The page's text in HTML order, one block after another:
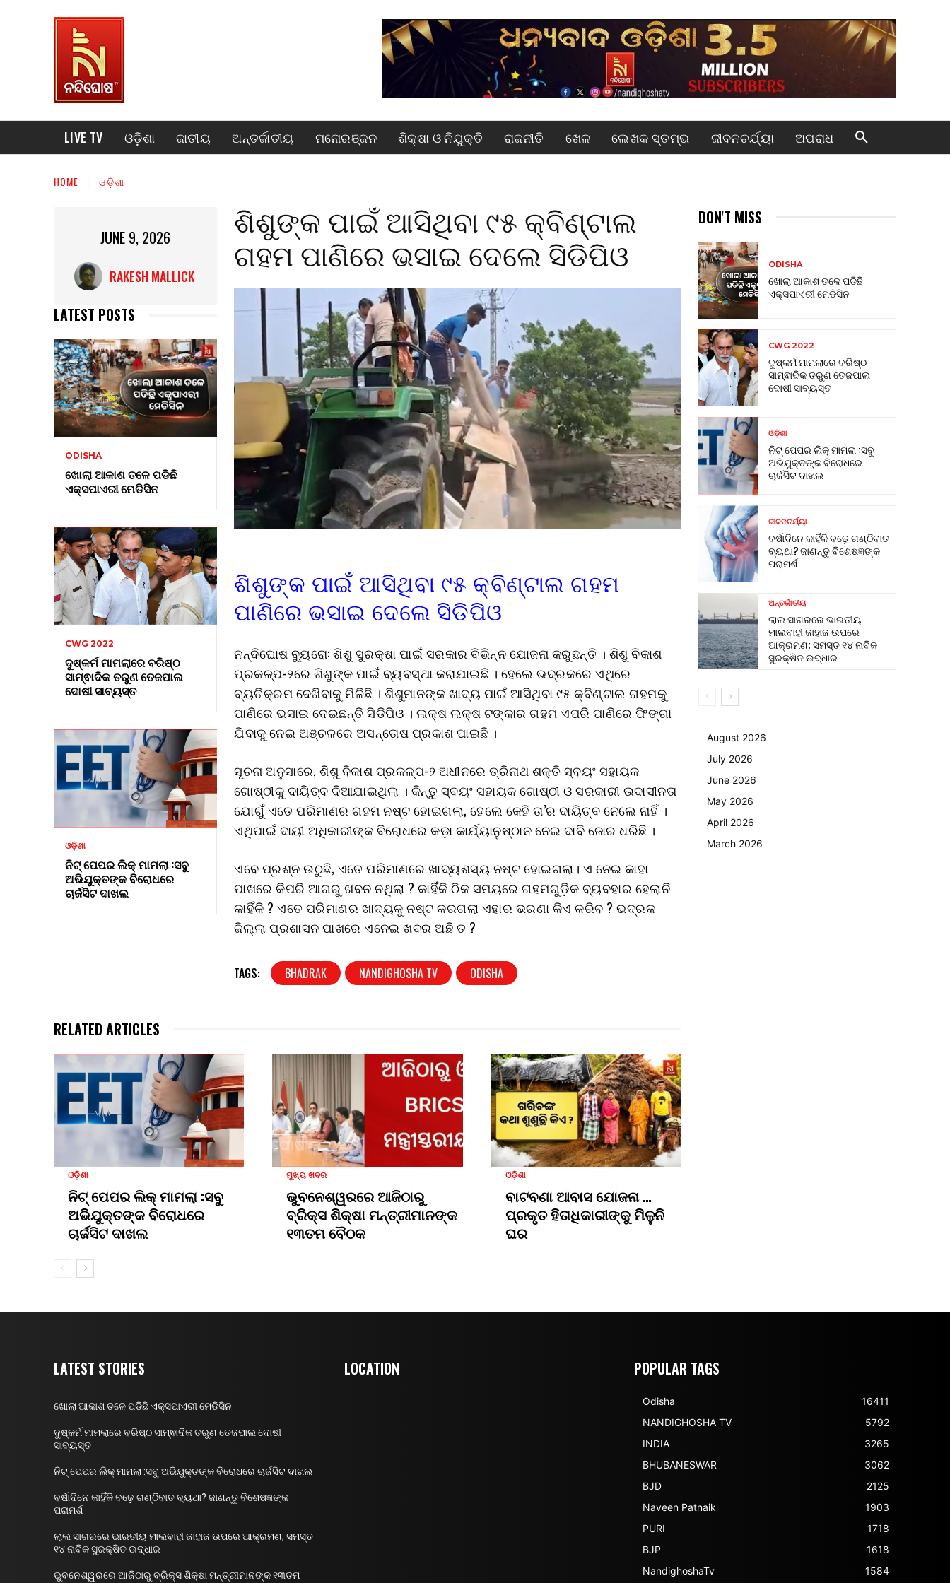
LIVE TV ଓଡ଼ିଶା ଜାତୀୟ ଅନ୍ତର୍ଜାତୀୟ ମନୋରଞ୍ଜନ ଶିକ୍ଷା ଓ ନିଯୁକ୍ତି ରାଜନୀତି ଖେଳ ଲେଖକ ସ୍ତମ୍ଭ ଜୀବନଚର୍ଯ୍ୟା ଅପରାଧ
HOME ଓଡ଼ିଶା
JUNE 9, 2026
RAKESH MALLICK
LATEST POSTS
ODISHA
ଖୋଲା ଆକାଶ ତଳେ ପଡିଛି
ଏକ୍ସପାଏରୀ ମେଡିସିନ
CWG 2022
ଦୁଷ୍କର୍ମ ମାମଲାରେ ବରିଷ୍ଠ
ସାମ୍ଵାଦିକ ତରୁଣ ତେଜପାଲ
ଦୋଷୀ ସାବ୍ୟସ୍ତ
ଓଡ଼ିଶା
ନିଟ୍ ପେପର ଲିକ୍ ମାମଲା :ସବୁ
ଅଭିଯୁକ୍ତଙ୍କ ବିରୋଧରେ
ଚାର୍ଜସିଟ ଦାଖଲ
ଶିଶୁଙ୍କ ପାଇଁ ଆସିଥିବା ୯୫ କ୍ବିଣ୍ଟାଲ
ଗହମ ପାଣିରେ ଭସାଇ ଦେଲେ ସିଡିପିଓ
ଶିଶୁଙ୍କ ପାଇଁ ଆସିଥିବା ୯୫ କ୍ବିଣ୍ଟାଲ ଗହମ
ପାଣିରେ ଭସାଇ ଦେଲେ ସିଡିପିଓ
ନନ୍ଦିଘୋଷ ବ୍ୟୁରୋ: ଶିଶୁ ସୁରକ୍ଷା ପାଇଁ ସରକାର ବିଭିନ୍ନ ଯୋଜନା କରୁଛନ୍ତି । ଶିଶୁ ବିକାଶ
ପ୍ରକଳ୍ପ-୨ରେ ଶିଶୁଙ୍କ ପାଇଁ ବ୍ୟବସ୍ଥା କରାଯାଇଛି । ହେଲେ ଭଦ୍ରକରେ ଏଥିରେ
ବ୍ୟତିକ୍ରମ ଦେଖିବାକୁ ମିଳିଛି । ଶିଶୁମାନଙ୍କ ଖାଦ୍ୟ ପାଇଁ ଆସିଥିବା ୯୫ କ୍ବିଣ୍ଟାଲ ଗହମକୁ
ପାଣିରେ ଭସାଇ ଦେଇଛନ୍ତି ସିଡିପିଓ । ଲକ୍ଷ ଲକ୍ଷ ଟଙ୍କାର ଗହମ ଏପରି ପାଣିରେ ଫିଙ୍ଗା
ଯିବାକୁ ନେଇ ଅଞ୍ଚଳରେ ଅସନ୍ତୋଷ ପ୍ରକାଶ ପାଇଛି ।
ସୂଚନା ଅନୁସାରେ, ଶିଶୁ ବିକାଶ ପ୍ରକଳ୍ପ-୨ ଅଧୀନରେ ତ୍ରିନାଥ ଶକ୍ତି ସ୍ବୟଂ ସହାୟକ
ଗୋଷ୍ଠୀକୁ ଦାୟିତ୍ବ ଦିଆଯାଇଥିଲା । କିନ୍ତୁ ସ୍ବୟଂ ସହାୟକ ଗୋଷ୍ଠୀ ଓ ସରକାରୀ ଉଦାସୀନତା
ଯୋଗୁଁ ଏତେ ପରିମାଣର ଗହମ ନଷ୍ଟ ହୋଇଗଲା, ହେଲେ କେହି ତା’ର ଦାୟିତ୍ବ ନେଲେ ନାହିଁ ।
ଏଥିପାଇଁ ଦାୟୀ ଅଧିକାରୀଙ୍କ ବିରୋଧରେ କଡ଼ା କାର୍ଯ୍ୟାନୁଷ୍ଠାନ ନେଇ ଦାବି ଜୋର ଧରିଛି ।
ଏବେ ପ୍ରଶ୍ନ ଉଠୁଛି, ଏତେ ପରିମାଣରେ ଖାଦ୍ୟଶସ୍ୟ ନଷ୍ଟ ହୋଇଗଲା। ଏ ନେଇ କାହା
ପାଖରେ କିପରି ଆଗରୁ ଖବନ ନଥିଲା ? କାହିଁକି ଠିକ ସମୟରେ ଗହମଗୁଡ଼ିକ ବ୍ୟବହାର ହେଲାନି
କାହିଁକି ? ଏତେ ପରିମାଣର ଖାଦ୍ୟକୁ ନଷ୍ଟ କରଗଲା ଏହାର ଭରଣା କିଏ କରିବ ? ଭଦ୍ରକ
ଜିଲ୍ଲା ପ୍ରଶାସନ ପାଖରେ ଏନେଇ ଖବର ଅଛି ତ ?
TAGS: BHADRAK NANDIGHOSHA TV ODISHA
RELATED ARTICLES
ଓଡ଼ିଶା
ନିଟ୍ ପେପର ଲିକ୍ ମାମଲା :ସବୁ
ଅଭିଯୁକ୍ତଙ୍କ ବିରୋଧରେ
ଚାର୍ଜସିଟ ଦାଖଲ
ମୁଖ୍ୟ ଖବର
ଭୁବନେଶ୍ୱରରେ ଆଜିଠାରୁ
ବ୍ରିକ୍ସ ଶିକ୍ଷା ମନ୍ତ୍ରୀମାନଙ୍କ
୧୩ତମ ବୈଠକ
ଓଡ଼ିଶା
ବାଟବଣା ଆବାସ ଯୋଜନା …
ପ୍ରକୃତ ହିତାଧିକାରୀଙ୍କୁ ମିଳୁନି
ଘର
DON'T MISS
ODISHA
ଖୋଲା ଆକାଶ ତଳେ ପଡିଛି
ଏକ୍ସପାଏରୀ ମେଡିସିନ
CWG 2022
ଦୁଷ୍କର୍ମ ମାମଲାରେ ବରିଷ୍ଠ
ସାମ୍ଵାଦିକ ତରୁଣ ତେଜପାଲ
ଦୋଷୀ ସାବ୍ୟସ୍ତ
ଓଡ଼ିଶା
ନିଟ୍ ପେପର ଲିକ୍ ମାମଲା :ସବୁ
ଅଭିଯୁକ୍ତଙ୍କ ବିରୋଧରେ
ଚାର୍ଜସିଟ ଦାଖଲ
ଜୀବନଚର୍ଯ୍ୟା
ବର୍ଷାଦିନେ କାହିଁକି ବଢ଼େ ଗଣ୍ଠିବାତ
ବ୍ୟଥା? ଜାଣନ୍ତୁ ବିଶେଷଜ୍ଞଙ୍କ
ପରାମର୍ଶ
ଅନ୍ତର୍ଜାତୀୟ
ଲାଲ ସାଗରରେ ଭାରତୀୟ
ମାଲବାହୀ ଜାହାଜ ଉପରେ
ଆକ୍ରମଣ; ସମସ୍ତ ୧୪ ନାବିକ
ସୁରକ୍ଷିତ ଉଦ୍ଧାର
August 2026
July 2026
June 2026
May 2026
April 2026
March 2026
LATEST STORIES
ଖୋଲା ଆକାଶ ତଳେ ପଡିଛି ଏକ୍ସପାଏରୀ ମେଡିସିନ
ଦୁଷ୍କର୍ମ ମାମଲାରେ ବରିଷ୍ଠ ସାମ୍ଵାଦିକ ତରୁଣ ତେଜପାଲ ଦୋଷୀ
ସାବ୍ୟସ୍ତ
ନିଟ୍ ପେପର ଲିକ୍ ମାମଲା :ସବୁ ଅଭିଯୁକ୍ତଙ୍କ ବିରୋଧରେ ଚାର୍ଜସିଟ ଦାଖଲ
ବର୍ଷାଦିନେ କାହିଁକି ବଢ଼େ ଗଣ୍ଠିବାତ ବ୍ୟଥା? ଜାଣନ୍ତୁ ବିଶେଷଜ୍ଞଙ୍କ
ପରାମର୍ଶ
ଲାଲ ସାଗରରେ ଭାରତୀୟ ମାଲବାହୀ ଜାହାଜ ଉପରେ ଆକ୍ରମଣ; ସମସ୍ତ
୧୪ ନାବିକ ସୁରକ୍ଷିତ ଉଦ୍ଧାର
ଭୁବନେଶ୍ୱରରେ ଆଜିଠାରୁ ବ୍ରିକ୍ସ ଶିକ୍ଷା ମନ୍ତ୍ରୀମାନଙ୍କ ୧୩ତମ
LOCATION POPULAR TAGS
Odisha
16411
NANDIGHOSHA TV
5792
INDIA
3265
BHUBANESWAR
3062
BJD
2125
Naveen Patnaik
1903
PURI
1718
BJP
1618
NandighoshaTv
1584